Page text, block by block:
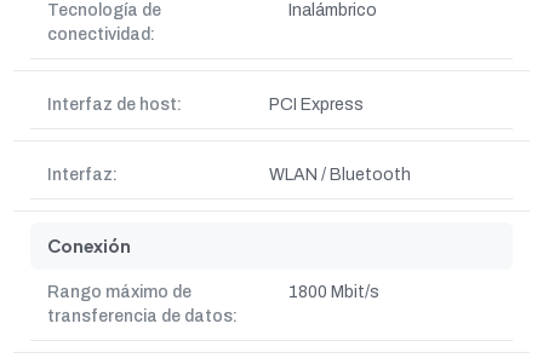
Tecnología de
conectividad:
Inalámbrico
Interfaz de host: PCI Express
Interfaz: WLAN / Bluetooth
Conexión
Rango máximo de
transferencia de datos:
1800 Mbit/s